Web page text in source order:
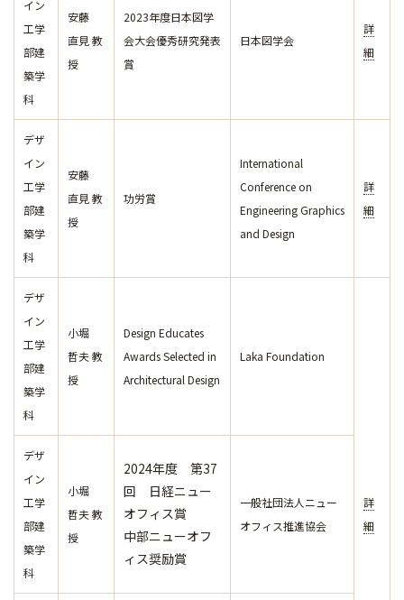
イン
工学
部建
築学
科
安藤
直見 教
授
2023年度日本図学
会大会優秀研究発表
賞
日本図学会
詳
細
デザ
イン
工学
部建
築学
科
安藤
直見 教
授
功労賞
International
Conference on
Engineering Graphics
and Design
詳
細
デザ
イン
工学
部建
築学
科
小堀
哲夫 教
授
Design Educates
Awards Selected in
Architectural Design
Laka Foundation
詳
細
デザ
イン
工学
部建
築学
科
小堀
哲夫 教
授
2024年度 第37
回 日経ニュー
オフィス賞
中部ニューオフ
ィス奨励賞
一般社団法人ニュー
オフィス推進協会